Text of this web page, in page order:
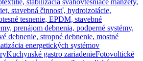
stabilizácia svahovtesniace manžety,
stavebná činnosť, hydroizolácie,
tesnenie, EPDM, stavebné
prenájom debnenia, podperné systémy,
debnenie, stropné debnenie, mostné
energetických systémov
Kuchynské gastro zariadenieFotovoltické